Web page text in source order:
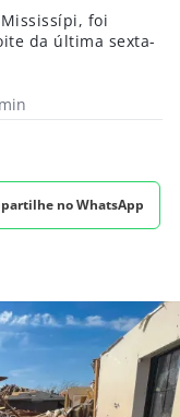
foi
da última sexta-
no WhatsApp